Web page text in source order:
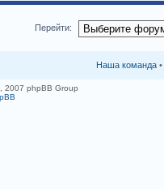
Перейти:
Наша команда •
2007 phpBB Group